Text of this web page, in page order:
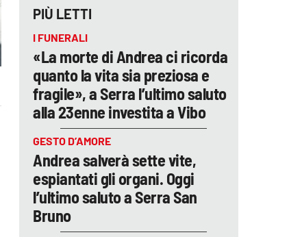
PIÙ LETTI
I FUNERALI
«La morte di Andrea ci ricorda
quanto la vita sia preziosa e
fragile», a Serra l’ultimo saluto
alla 23enne investita a Vibo
GESTO D’AMORE
Andrea salverà sette vite,
espiantati gli organi. Oggi
l’ultimo saluto a Serra San
Bruno